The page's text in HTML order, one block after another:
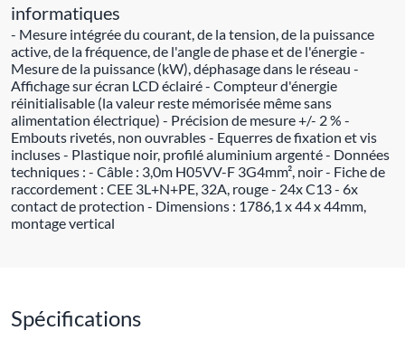
informatiques
- Mesure intégrée du courant, de la tension, de la puissance
active, de la fréquence, de l'angle de phase et de l'énergie -
Mesure de la puissance (kW), déphasage dans le réseau -
Affichage sur écran LCD éclairé - Compteur d'énergie
réinitialisable (la valeur reste mémorisée même sans
alimentation électrique) - Précision de mesure +/- 2 % -
Embouts rivetés, non ouvrables - Equerres de fixation et vis
incluses - Plastique noir, profilé aluminium argenté - Données
techniques : - Câble : 3,0m H05VV-F 3G4mm², noir - Fiche de
raccordement : CEE 3L+N+PE, 32A, rouge - 24x C13 - 6x
contact de protection - Dimensions : 1786,1 x 44 x 44mm,
montage vertical
Spécifications